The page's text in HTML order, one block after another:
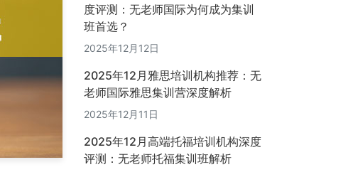
度评测：无老师国际为何成为集训
班首选？
2025年12月12日
2025年12月雅思培训机构推荐：无
老师国际雅思集训营深度解析
2025年12月11日
2025年12月高端托福培训机构深度
评测：无老师托福集训班解析